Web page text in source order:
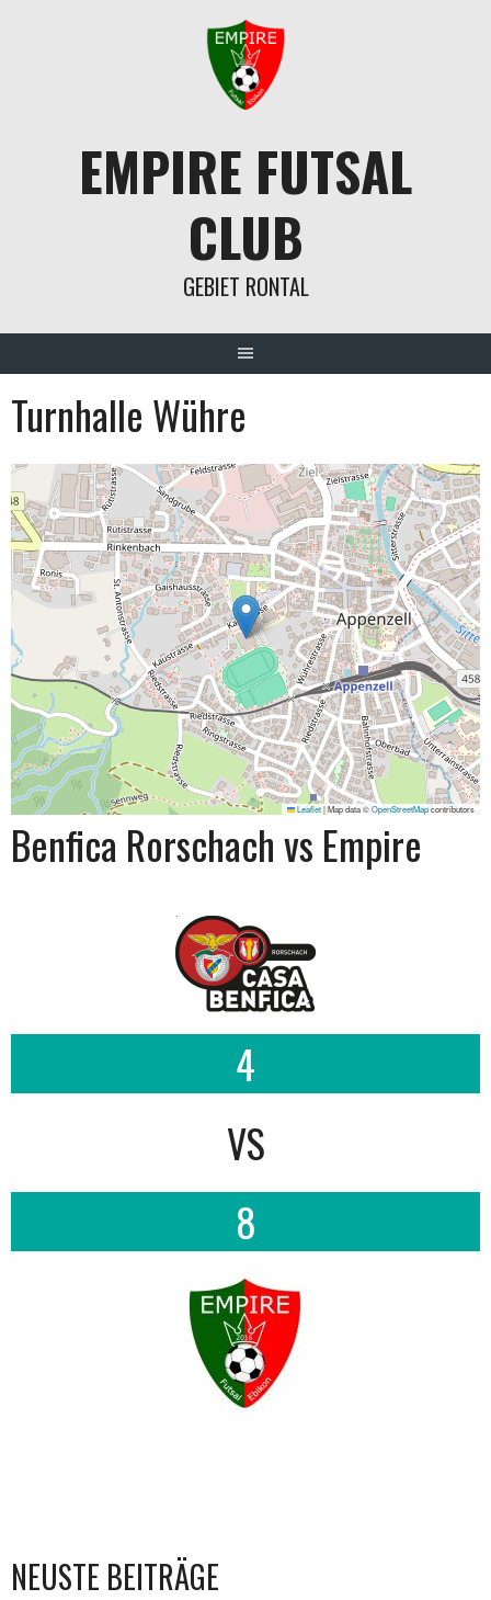
EMPIRE FUTSAL
CLUB
GEBIET RONTAL
Turnhalle Wühre
Leaflet|Map data ©OpenStreetMapcontributors
Benfica Rorschach vs Empire
4
VS
8
NEUSTE BEITRÄGE